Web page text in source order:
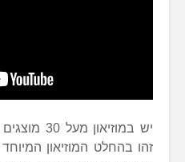
יש
זהו בהחלט המוזיאון